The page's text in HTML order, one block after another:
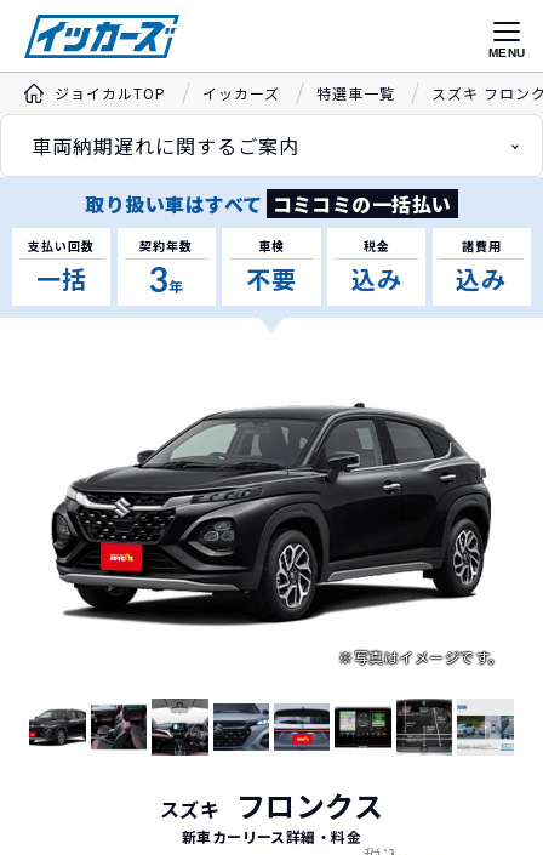
MENU
ジョイカルTOP イッカーズ 特選車一覧 スズキ フロン
車両納期遅れに関するご案内
取り扱い車はすべて コミコミの一括払い
支払い回数
一括
契約年数
3年
車検
不要
税金
込み
諸費用
込み
スズキ フロンクス
新車カーリース詳細 ・料金